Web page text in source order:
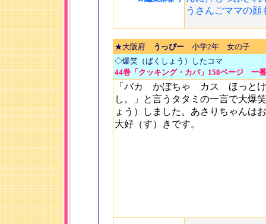
うさんごママの顔
★大阪府 うっぴー小学2年 女の子
◇爆笑（ばくしょう）したコマ
44巻「クッキング・カバ」158ページ 一
「バカ かぼちゃ カス ほっと
し。」と言うタタミの一言で大爆
ょう）しました。あさりちゃんは
大好（す）きです。